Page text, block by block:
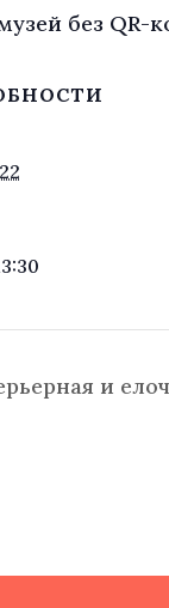
без QR-
и